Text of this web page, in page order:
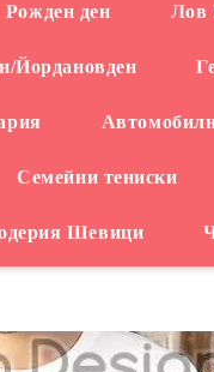
Рожден ден Лов
Йордановден
Семейни тениски
Шевици